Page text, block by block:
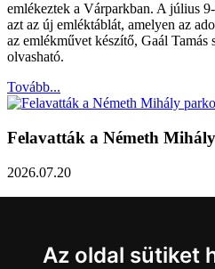
Az oldal sütiket
emlékeztek a Várparkban. A július
azt az új emléktáblát, amelyen az
az emlékművet készítő, Gaál Tamás
olvasható.
Tovább...
Felavatták a Németh
2026.07.20